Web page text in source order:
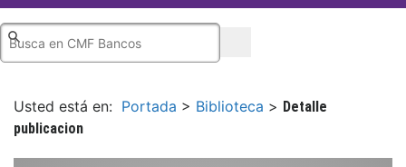
Usted está en: Portada > Biblioteca > Detalle
publicacion